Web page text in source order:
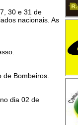
30 e 31 de
nacionais. As
Bombeiros.
dia 02 de